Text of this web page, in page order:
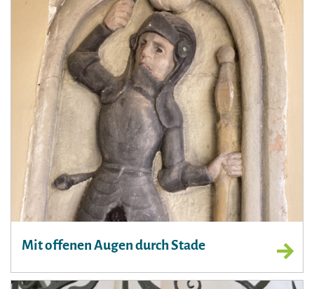
Mit offenen Augen durch Stade